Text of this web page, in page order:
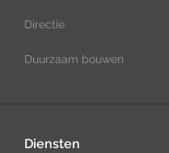
Directie
Duurzaam bouwen
Diensten